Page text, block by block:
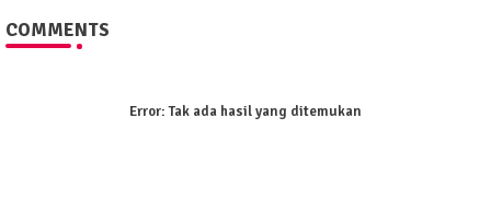
COMMENTS
Error:Tak ada hasil yang ditemukan